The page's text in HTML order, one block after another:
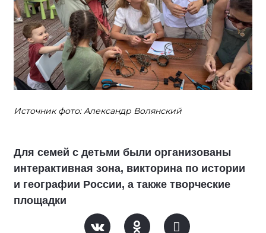
Источник фото: Александр Волянский
Для семей с детьми были организованы
интерактивная зона, викторина по истории
и географии России, а также творческие
площадки